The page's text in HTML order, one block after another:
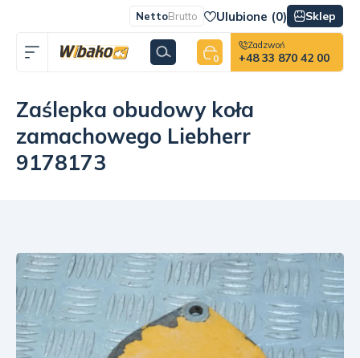
NettoBrutto Ulubione (0) Sklep
0
Zadzwoń
+48 33 870 42 00
Zaślepka obudowy koła
zamachowego Liebherr
9178173